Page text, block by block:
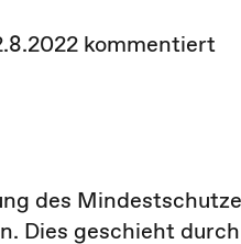
kommentiert
des
Dies geschieht durch